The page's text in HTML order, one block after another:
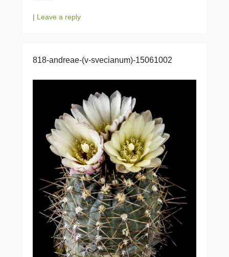
| Leave a reply
818-andreae-(v-svecianum)-15061002